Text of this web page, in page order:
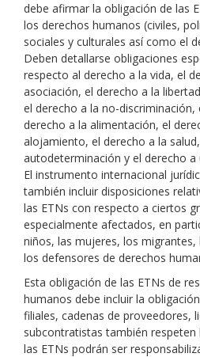
debe afirmar la obligación de las
los derechos humanos (civiles,
sociales y culturales así como el
Deben detallarse obligaciones
respecto al derecho a la vida, el
asociación, el derecho a la
el derecho a la no-
derecho a la alimentación, el
alojamiento, el derecho a la
autodeterminación y el derecho
El instrumento internacional
también incluir disposiciones
las ETNs con respecto a ciertos
especialmente afectados, en
niños, las mujeres, los
los defensores de derechos
Esta obligación de las ETNs de
humanos debe incluir la
filiales, cadenas de proveedores,
subcontratistas también
las ETNs podrán ser